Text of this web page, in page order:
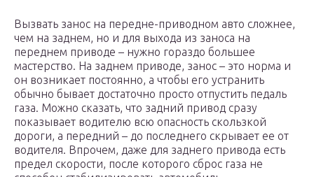
Вызвать занос на передне-приводном авто сложнее,
чем на заднем, но и для выхода из заноса на
переднем приводе – нужно гораздо большее
мастерство. На заднем приводе, занос – это норма и
он возникает постоянно, а чтобы его устранить
обычно бывает достаточно просто отпустить педаль
газа. Можно сказать, что задний привод сразу
показывает водителю всю опасность скользкой
дороги, а передний – до последнего скрывает ее от
водителя. Впрочем, даже для заднего привода есть
предел скорости, после которого сброс газа не